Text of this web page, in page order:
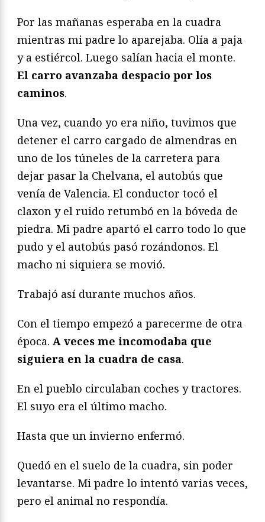
Por las mañanas esperaba en la cuadra
mientras mi padre lo aparejaba. Olía a paja
y a estiércol. Luego salían hacia el monte.
El carro avanzaba despacio por los
caminos.
Una vez, cuando yo era niño, tuvimos que
detener el carro cargado de almendras en
uno de los túneles de la carretera para
dejar pasar la Chelvana, el autobús que
venía de Valencia. El conductor tocó el
claxon y el ruido retumbó en la bóveda de
piedra. Mi padre apartó el carro todo lo que
pudo y el autobús pasó rozándonos. El
macho ni siquiera se movió.
Trabajó así durante muchos años.
Con el tiempo empezó a parecerme de otra
época. A veces me incomodaba que
siguiera en la cuadra de casa.
En el pueblo circulaban coches y tractores.
El suyo era el último macho.
Hasta que un invierno enfermó.
Quedó en el suelo de la cuadra, sin poder
levantarse. Mi padre lo intentó varias veces,
pero el animal no respondía.